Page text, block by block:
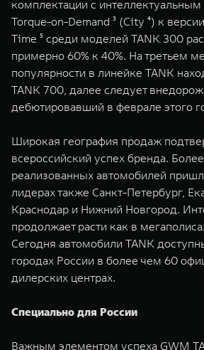
комплектации с
Torque-on-Demand ³ (City ⁴) к
Time ⁵ среди моделей TANK 300
примерно 60% к 40%. На третьем
популярности в линейке TANK
TANK 700, далее следует
дебютировавший в феврале этого
Широкая география продаж
всероссийский успех бренда.
реализованных автомобилей
лидерах также Санкт-Петербург,
Краснодар и Нижний Новгород.
продолжает расти как в
Сегодня автомобили TANK
городах России в более чем 60
дилерских центрах.
Специально для России
Важным элементом успеха GWM